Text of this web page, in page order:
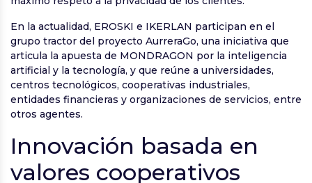
En la actualidad, EROSKI e IKERLAN participan en el
grupo tractor del proyecto AurreraGo, una iniciativa que
articula la apuesta de MONDRAGON por la inteligencia
artificial y la tecnología, y que reúne a universidades,
centros tecnológicos, cooperativas industriales,
entidades financieras y organizaciones de servicios, entre
otros agentes.
Innovación basada en
valores cooperativos